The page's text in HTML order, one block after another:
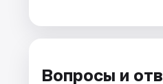
Вопросы и